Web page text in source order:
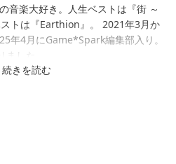
音楽大好き。人生ベストは『街 ～
トは『Earthion』。 2021年3月か
年4月にGame*Spark編集部入り。
した。
きを読む